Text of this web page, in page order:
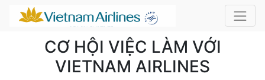
CƠ HỘI VIỆC LÀM VỚI
VIETNAM AIRLINES